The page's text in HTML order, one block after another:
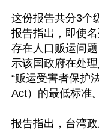
这份报告共分3个
报告指出，即使
存在人口贩运问
示该国政府在处
“贩运受害者保护
Act）的最低标准。
报告指出，台湾